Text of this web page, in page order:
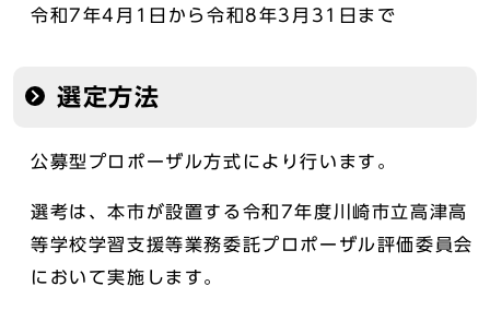
令和7年4月1日から令和8年3月31日まで
選定方法
公募型プロポーザル方式により行います。
選考は、本市が設置する令和7年度川崎市立高津高
等学校学習支援等業務委託プロポーザル評価委員会
において実施します。